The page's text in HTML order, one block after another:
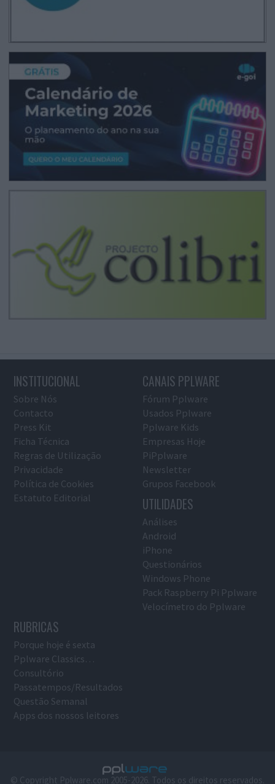
INSTITUCIONAL
Sobre Nós
Contacto
Press Kit
Ficha Técnica
Regras de Utilização
Privacidade
Política de Cookies
Estatuto Editorial
CANAIS PPLWARE
Fórum Pplware
Usados Pplware
Pplware Kids
Empresas Hoje
PiPplware
Newsletter
Grupos Facebook
UTILIDADES
Análises
Android
iPhone
Questionários
Windows Phone
Pack Raspberry Pi Pplware
Velocímetro do Pplware
RUBRICAS
Porque hoje é sexta
Pplware Classics…
Consultório
Passatempos/Resultados
Questão Semanal
Apps dos nossos leitores
© Copyright Pplware.com 2005-2026. Todos os direitos reservados.